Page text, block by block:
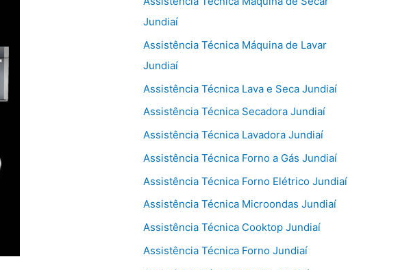
Jundiaí
Assistência Técnica Máquina de Lavar
Jundiaí
Assistência Técnica Lava e Seca Jundiaí
Assistência Técnica Secadora Jundiaí
Assistência Técnica Lavadora Jundiaí
Assistência Técnica Forno a Gás Jundiaí
Assistência Técnica Forno Elétrico Jundiaí
Assistência Técnica Microondas Jundiaí
Assistência Técnica Cooktop Jundiaí
Assistência Técnica Forno Jundiaí